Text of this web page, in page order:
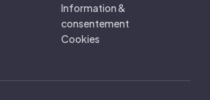
Information &
consentement
Cookies